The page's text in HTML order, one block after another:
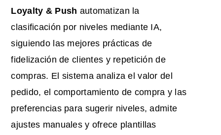
Loyalty & Push automatizan la
clasificación por niveles mediante IA,
siguiendo las mejores prácticas de
fidelización de clientes y repetición de
compras. El sistema analiza el valor del
pedido, el comportamiento de compra y las
preferencias para sugerir niveles, admite
ajustes manuales y ofrece plantillas